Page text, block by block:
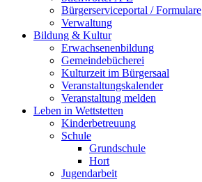
Bürgerserviceportal / Formulare
Verwaltung
Bildung & Kultur
Erwachsenenbildung
Gemeindebücherei
Kulturzeit im Bürgersaal
Veranstaltungskalender
Veranstaltung melden
Leben in Wettstetten
Kinderbetreuung
Schule
Grundschule
Hort
Jugendarbeit